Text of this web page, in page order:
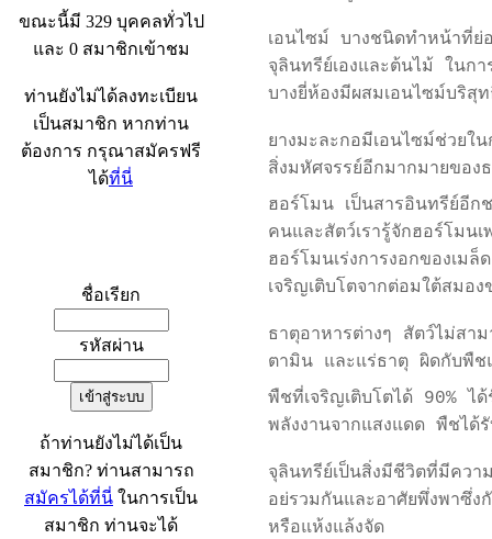
ขณะนี้มี 329 บุคคลทั่วไป
และ 0 สมาชิกเข้าชม
ท่านยังไม่ได้ลงทะเบียน
เป็นสมาชิก หากท่าน
ต้องการ กรุณาสมัครฟรี
ได้ที่นี่
ชื่อเรียก
รหัสผ่าน
ถ้าท่านยังไม่ได้เป็น
สมาชิก? ท่านสามารถ
สมัครได้ที่นี่ ในการเป็น
สมาชิก ท่านจะได้
เอนไซม์ บางชนิดทำหน้าที่ย่
จุลินทรีย์เองและต้นไม้ ในก
บางยี่ห้องมีผสมเอนไซม์บริสุ
ยางมะละกอมีเอนไซม์ช่วยใ
สิ่งมหัศจรรย์อีกมากมายของ
ฮอร์โมน เป็นสารอินทรีย์อี
คนและสัตว์เรารู้จักฮอร์โมน
ฮอร์โมนเร่งการงอกของเม
เจริญเติบโตจากต่อมใต้สมอ
ธาตุอาหารต่างๆ สัตว์ไม่สา
ตามิน และแร่ธาตุ ผิดกับพืช
พืชที่เจริญเติบโตได้ 90% ไ
พลังงานจากแสงแดด พืชได้
จุลินทรีย์เป็นสิ่งมีชีวิตที่มีคว
อย่รวมกันและอาศัยพึ่งพาซึ่
หรือแห้งแล้งจัด